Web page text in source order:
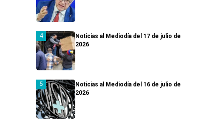
Noticias al Mediodía del 17 de julio de
2026
Noticias al Mediodía del 16 de julio de
2026